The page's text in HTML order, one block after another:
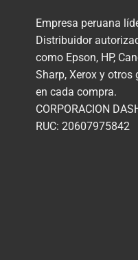
Empresa peruana
Distribuidor
como Epson, HP,
Sharp, Xerox y
en cada compra.
CORPORACION
RUC: 20607975842